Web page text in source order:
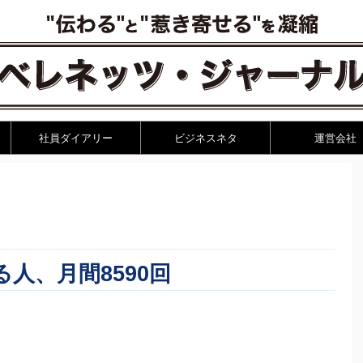
社員ダイアリー ビジネスネタ 運営会社
人、月間8590回